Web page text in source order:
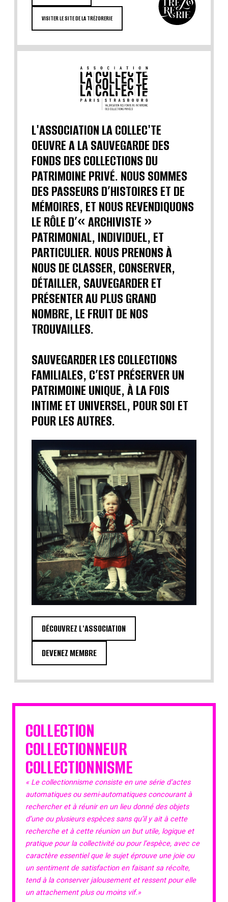
VISITER LE SITE DE LA TRÉZORERIE
L'ASSOCIATION LA COLLEC'TE
OEUVRE A LA SAUVEGARDE DES
FONDS DES COLLECTIONS DU
PATRIMOINE PRIVÉ. NOUS SOMMES
DES PASSEURS D’HISTOIRES ET DE
MÉMOIRES, ET NOUS REVENDIQUONS
LE RÔLE D’« ARCHIVISTE »
PATRIMONIAL, INDIVIDUEL, ET
PARTICULIER. NOUS PRENONS À
NOUS DE CLASSER, CONSERVER,
DÉTAILLER, SAUVEGARDER ET
PRÉSENTER AU PLUS GRAND
NOMBRE, LE FRUIT DE NOS
TROUVAILLES.
SAUVEGARDER LES COLLECTIONS
FAMILIALES, C’EST PRÉSERVER UN
PATRIMOINE UNIQUE, À LA FOIS
INTIME ET UNIVERSEL, POUR SOI ET
POUR LES AUTRES.
DÉCOUVREZ L'ASSOCIATION
DEVENEZ MEMBRE
COLLECTION
COLLECTIONNEUR
COLLECTIONNISME
« Le collectionnisme consiste en une série d’actes
automatiques ou semi-automatiques concourant à
rechercher et à réunir en un lieu donné des objets
d’une ou plusieurs espèces sans qu’il y ait à cette
recherche et à cette réunion un but utile, logique et
pratique pour la collectivité ou pour l’espèce, avec ce
caractère essentiel que le sujet éprouve une joie ou
un sentiment de satisfaction en faisant sa récolte,
tend à la conserver jalousement et ressent pour elle
un attachement plus ou moins vif.»